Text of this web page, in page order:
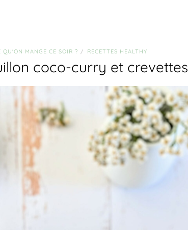
QU'ON MANGE CE SOIR ? / RECETTES HEALTHY
coco-curry et crevettes